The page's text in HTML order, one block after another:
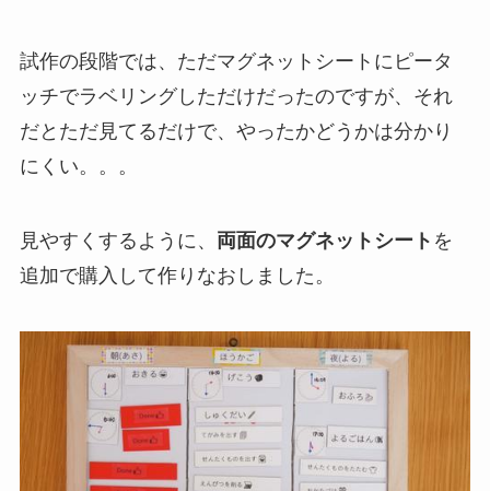
試作の段階では、ただマグネットシートにピータ
ッチでラベリングしただけだったのですが、それ
だとただ見てるだけで、やったかどうかは分かり
にくい。。。
見やすくするように、 両面のマグネットシート を
追加で購入して作りなおしました。